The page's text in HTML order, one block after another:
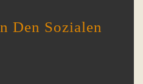
Den Sozialen